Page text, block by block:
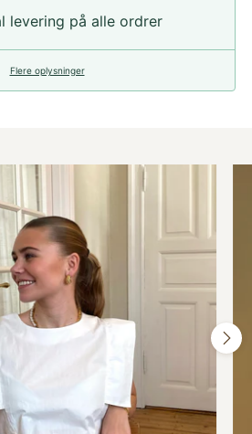
levering på alle ordrer
Flere oplysninger